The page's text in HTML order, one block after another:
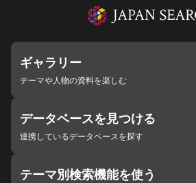
ギャラリー
テーマや人物の資料を楽しむ
データベースを見つける
連携しているデータベースを探す
テーマ別検索機能を使う